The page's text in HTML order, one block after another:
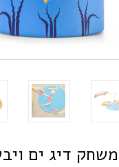
משחק דיג ים